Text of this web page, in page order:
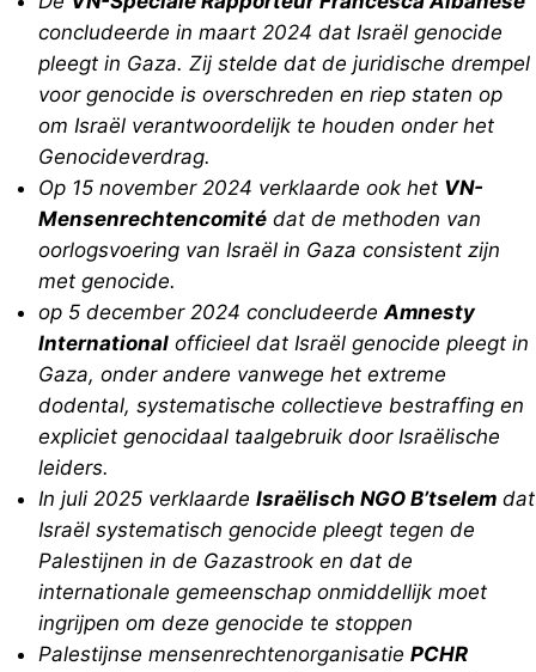
concludeerde in maart 2024 dat Israël genocide
pleegt in Gaza. Zij stelde dat de juridische drempel
voor genocide is overschreden en riep staten op
om Israël verantwoordelijk te houden onder het
Genocideverdrag.
Op 15 november 2024 verklaarde ook het VN-
Mensenrechtencomité dat de methoden van
oorlogsvoering van Israël in Gaza consistent zijn
met genocide.
op 5 december 2024 concludeerdeAmnesty
International officieel dat Israël genocide pleegt in
Gaza, onder andere vanwege het extreme
dodental, systematische collectieve bestraffing en
expliciet genocidaal taalgebruik door Israëlische
leiders.
In juli 2025 verklaarde Israëlisch NGO B’tselem dat
Israël systematisch genocide pleegt tegen de
Palestijnen in de Gazastrook en dat de
internationale gemeenschap onmiddellijk moet
ingrijpen om deze genocide te stoppen
Palestijnse mensenrechtenorganisatie PCHR